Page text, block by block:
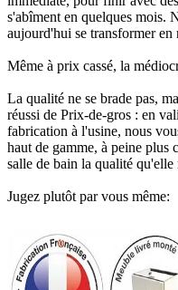
s'abîment en quelques mois.
aujourd'hui se transformer en
Même à prix cassé, la
La qualité ne se brade pas,
réussi de Prix-de-gros : en
fabrication à l'usine, nous
haut de gamme, à peine
salle de bain la qualité
Jugez plutôt par vous même: